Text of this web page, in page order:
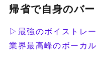
帰省で自身のバ
▷最強のボイストレ
業界最高峰のボーカ